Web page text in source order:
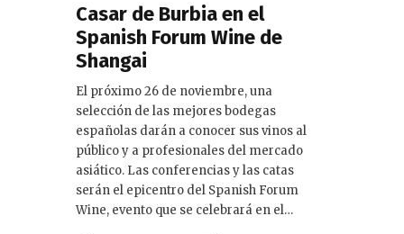
Casar de Burbia en el
Spanish Forum Wine de
Shangai
El próximo 26 de noviembre, una
selección de las mejores bodegas
españolas darán a conocer sus vinos al
público y a profesionales del mercado
asiático. Las conferencias y las catas
serán el epicentro del Spanish Forum
Wine, evento que se celebrará en el…